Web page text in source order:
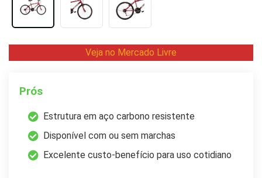
Veja no Mercado Livre
Prós
Estrutura em aço carbono resistente
Disponível com ou sem marchas
Excelente custo-benefício para uso cotidiano